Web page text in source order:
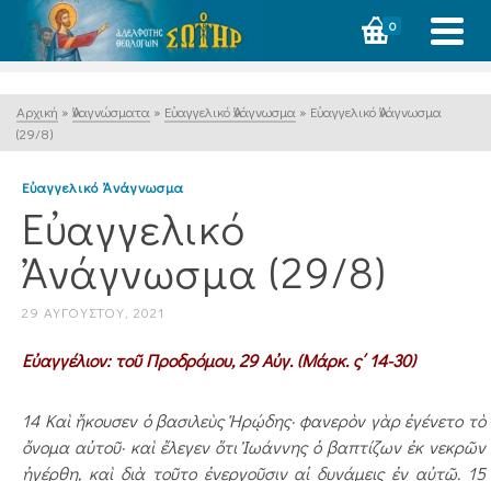
0
Αρχική » Ἀναγνώσματα » Εὐαγγελικό Ἀνάγνωσμα » Εὐαγγελικό Ἀνάγνωσμα
(29/8)
Εὐαγγελικό Ἀνάγνωσμα
Εὐαγγελικό
Ἀνάγνωσμα (29/8)
29 ΑΥΓΟΎΣΤΟΥ, 2021
Εὐαγγέλιον: τοῦ Προδρόμου, 29 Αὐγ. (Μάρκ. ς΄ 14-30)
14 Καὶ ἤκουσεν ὁ βασιλεὺς Ἡρῴδης· φανερὸν γὰρ ἐγένετο τὸ
ὄνομα αὐτοῦ· καὶ ἔλεγεν ὅτι Ἰωάννης ὁ βαπτίζων ἐκ νεκρῶν
ἠγέρθη, καὶ διὰ τοῦτο ἐνεργοῦσιν αἱ δυνάμεις ἐν αὐτῷ. 15